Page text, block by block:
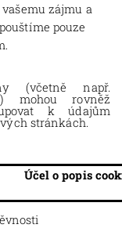
zájmu a
pouze
(včetně např.
mohou rovněž
k údajům
stránkách.
Účel o popis